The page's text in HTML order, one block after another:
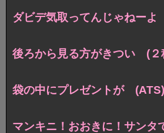
ダビデ気取ってんじゃねー
後ろから見る方がきつい (２
袋の中にプレゼントが (ATS)
マンキニ！おおきに！サン